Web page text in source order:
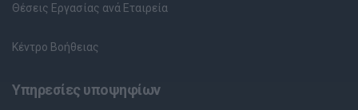
Θέσεις Εργασίας ανά Εταιρεία
Κέντρο Βοήθειας
Υπηρεσίες υποψηφίων